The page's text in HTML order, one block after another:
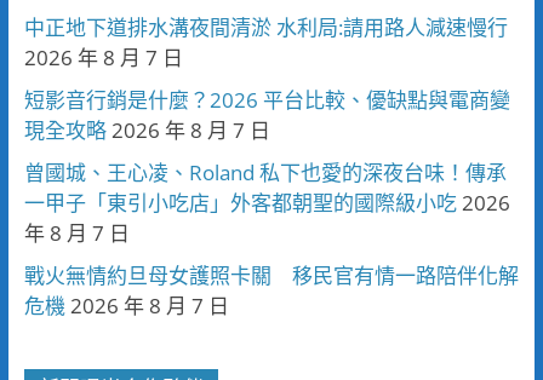
中正地下道排水溝夜間清淤 水利局:請用路人減速慢行
2026 年 8 月 7 日
短影音行銷是什麼？2026 平台比較、優缺點與電商變
現全攻略2026 年 8 月 7 日
曾國城、王心凌、Roland 私下也愛的深夜台味！傳承
一甲子「東引小吃店」外客都朝聖的國際級小吃2026
年 8 月 7 日
戰火無情約旦母女護照卡關 移民官有情一路陪伴化解
危機2026 年 8 月 7 日